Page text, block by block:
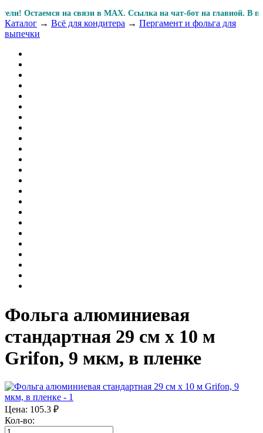
Остаемся на связи в MAX. Ссылка на чат-бот на
Каталог → Всё для кондитера → Пергамент и фольга для
выпечки
Фольга алюминиевая
стандартная 29 см х 10 м
Grifon, 9 мкм, в пленке
Цена: 105.3 ₽
Кол-во: